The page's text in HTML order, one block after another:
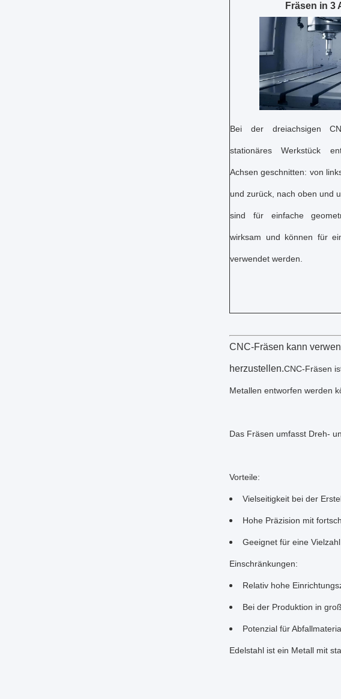
Fräsen in 3
Bei der dreiachsigen
stationäres Werkstück
Achsen geschnitten: von
und zurück, nach oben und
sind für einfache
wirksam und können für
verwendet werden.
CNC-Fräsen kann
herzustellen.CNC-Fräsen
Metallen entworfen werden
Das Fräsen umfasst Dreh-
Vorteile:
Vielseitigkeit bei der
Hohe Präzision mit
Geeignet für eine
Einschränkungen:
Relativ hohe
Bei der Produktion in
Potenzial für
Edelstahl ist ein Metall mit